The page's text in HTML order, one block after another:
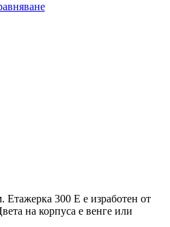
Етажерка 300 Е е изработен от
на корпуса е венге или